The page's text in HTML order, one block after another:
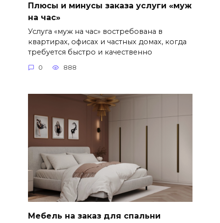
Плюсы и минусы заказа услуги «муж
на час»
Услуга «муж на час» востребована в
квартирах, офисах и частных домах, когда
требуется быстро и качественно
0 888
Мебель на заказ для спальни